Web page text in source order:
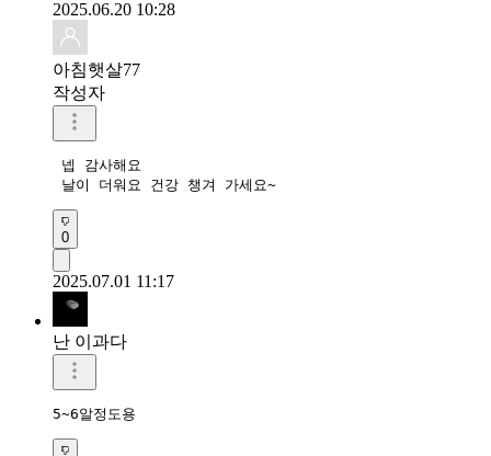
2025.06.20 10:28
아침햇살77
작성자
넵 감사해요
날이 더워요 건강 챙겨 가세요~
0
2025.07.01 11:17
난 이과다
5~6알정도용